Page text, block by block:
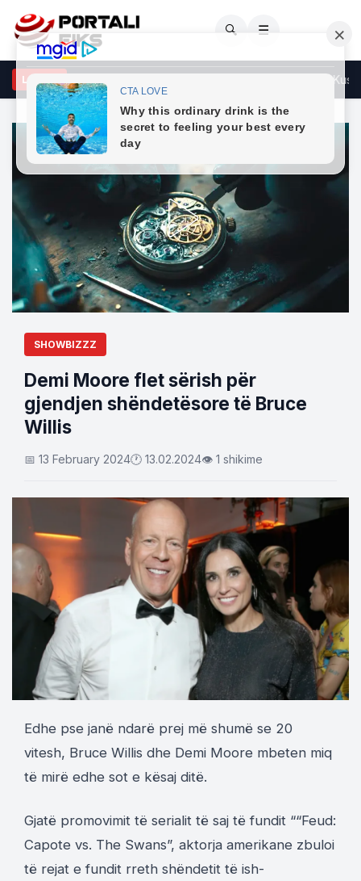
🔍 ☰
LAJME
konstituimi i Kuvendit sipas afatit të dhënë nga Gjykata
SHOWBIZZZ
Demi Moore flet sërish për
gjendjen shëndetësore të Bruce
Willis
📅 13 February 2024🕐 13.02.2024👁 1 shikime
Edhe pse janë ndarë prej më shumë se 20
vitesh, Bruce Willis dhe Demi Moore mbeten miq
të mirë edhe sot e kësaj ditë.
Gjatë promovimit të serialit të saj të fundit ““Feud:
Capote vs. The Swans”, aktorja amerikane zbuloi
të rejat e fundit rreth shëndetit të ish-